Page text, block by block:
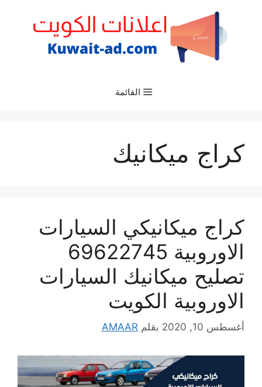
القائمة
كراج ميكانيك
كراج ميكانيكي السيارات
الاوروبية 69622745
تصليح ميكانيك السيارات
الاوروبية الكويت
أغسطس 10, 2020 بقلم AMAAR